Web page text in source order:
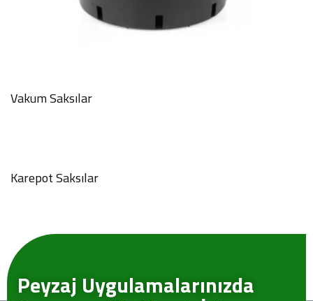
Vakum Saksılar
Karepot Saksılar
Peyzaj Uygulamalarınızda